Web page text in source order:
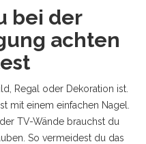
bei der
achten
Regal oder Dekoration ist.
mit einem einfachen Nagel.
TV-Wände brauchst du
So vermeidest du das